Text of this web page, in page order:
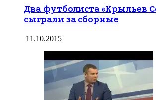
Два футболиста «Крыльев
сыграли за сборные
11.10.2015